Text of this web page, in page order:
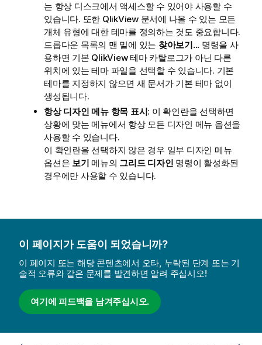
는 항상 디스크에서 액세스할 수 있어야 사용할 수
있습니다. 또한 QlikView 문서에 나올 수 있는 모든
개체 유형에 대한 테마를 정의하는 것도 중요합니다.
드롭다운 목록의 맨 밑에 있는 찾아보기... 명령을 사
용하면 기본 QlikView 테마 카탈로그가 아닌 다른
위치에 있는 테마 파일을 선택할 수 있습니다. 기본
테마를 지정하지 않으면 새 문서가 기본 테마 없이
생성됩니다.
항상 디자인 메뉴 항목 표시: 이 확인란을 선택하면
상황에 맞는 메뉴에서 항상 모든 디자인 메뉴 옵션을
사용할 수 있습니다.
이 확인란을 선택하지 않은 경우 일부 디자인 메뉴
옵션은 보기 메뉴의 그리드 디자인 명령이 활성화된
경우에만 사용할 수 있습니다.
이 페이지가 도움이 되었습니까?
이 페이지 또는 해당 콘텐츠에서 오타, 누락된 단계 또는 기
술적 오류와 같은 문제를 발견하면 알려 주십시오!
여기에 피드백을 남겨주십시오.